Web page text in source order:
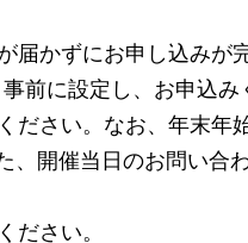
届かずにお申し込みが
前に設定し、お申込み
さい。なお、年末年
、開催当日のお問い合
ださい。